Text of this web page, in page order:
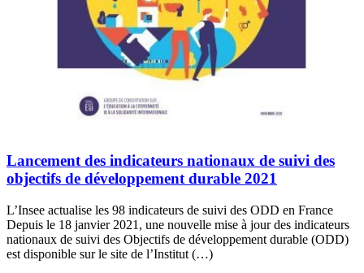
Lancement des indicateurs nationaux de suivi des
objectifs de développement durable 2021
L’Insee actualise les 98 indicateurs de suivi des ODD en France
Depuis le 18 janvier 2021, une nouvelle mise à jour des indicateurs
nationaux de suivi des Objectifs de développement durable (ODD)
est disponible sur le site de l’Institut (…)